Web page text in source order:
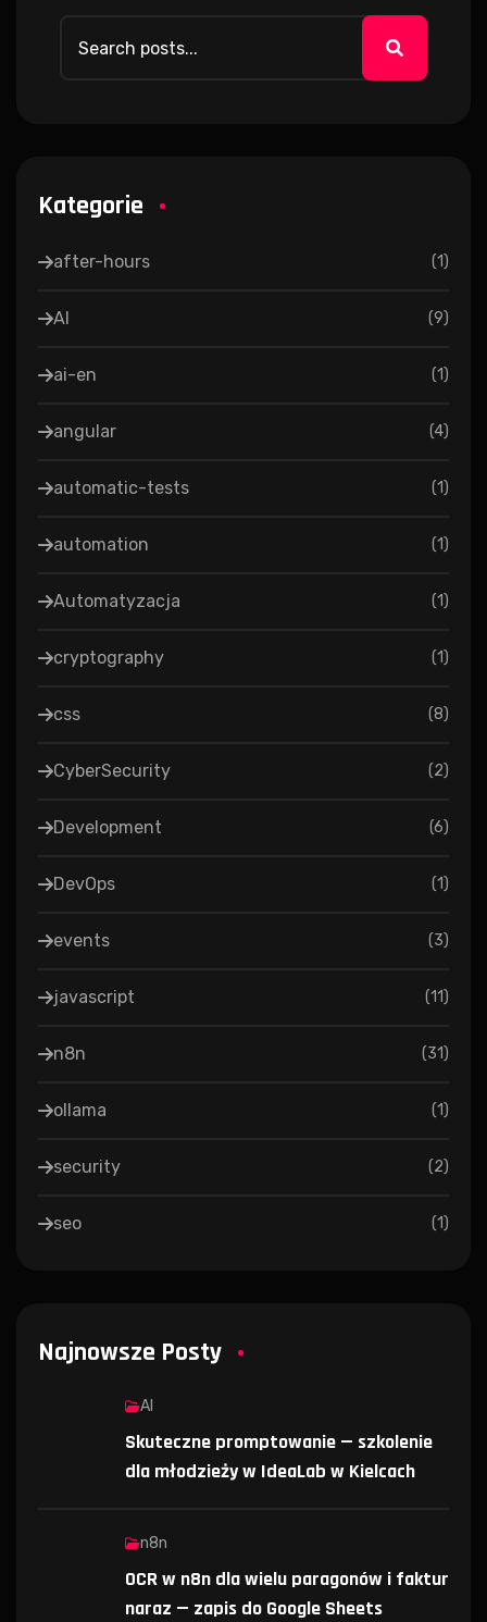
Kategorie
after-hours (1)
AI (9)
ai-en (1)
angular (4)
automatic-tests (1)
automation (1)
Automatyzacja (1)
cryptography (1)
css (8)
CyberSecurity (2)
Development (6)
DevOps (1)
events (3)
javascript (11)
n8n (31)
ollama (1)
security (2)
seo (1)
Najnowsze Posty
AI
Skuteczne promptowanie — szkolenie
dla młodzieży w IdeaLab w Kielcach
n8n
OCR w n8n dla wielu paragonów i faktur
naraz — zapis do Google Sheets